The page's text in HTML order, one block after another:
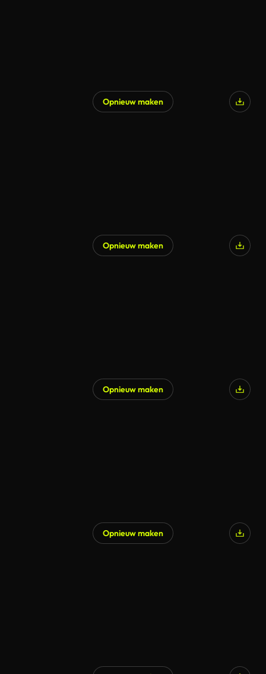
Opnieuw maken
Opnieuw maken
Opnieuw maken
Opnieuw maken